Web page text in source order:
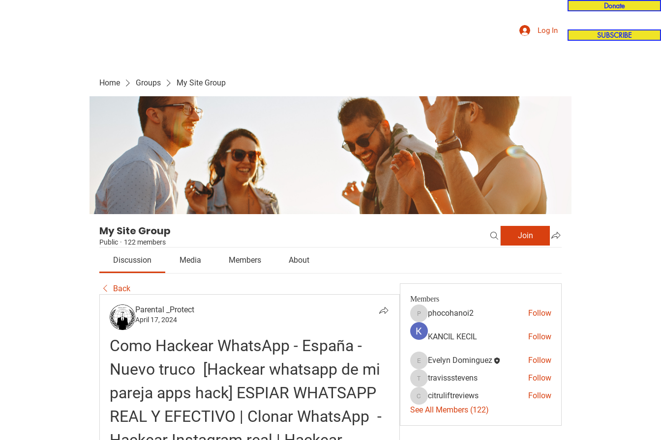
Donate
SUBSCRIBE
Log In
Home Groups My Site Group
My Site Group
Public · 122 members
Join
Discussion Media Members About
Back
Parental _Protect
April 17, 2024
Como Hackear WhatsApp - España -
Nuevo truco  [Hackear whatsapp de mi
pareja apps hack] ESPIAR WHATSAPP
REAL Y EFECTIVO | Clonar WhatsApp  -
Members
phocohanoi2
phocohanoi2 Follow
KANCIL KECIL Follow
Evelyn Dominguez
Evelyn Dominguez Follow
travissstevens
travissstevens Follow
citruliftreviews
citruliftreviews
Follow
See All Members (122)